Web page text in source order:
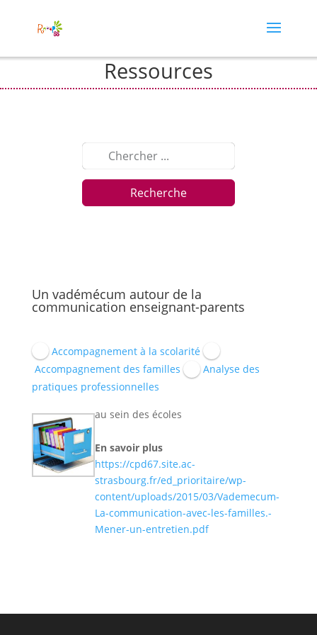
Ressources
Recherche
Un vadémécum autour de la
communication enseignant-parents
Accompagnement à la scolarité
Accompagnement des familles
Analyse des
pratiques professionnelles
au sein des écoles
En savoir plus
https://cpd67.site.ac-
strasbourg.fr/ed_prioritaire/wp-
content/uploads/2015/03/Vademecum-
La-communication-avec-les-familles.-
Mener-un-entretien.pdf